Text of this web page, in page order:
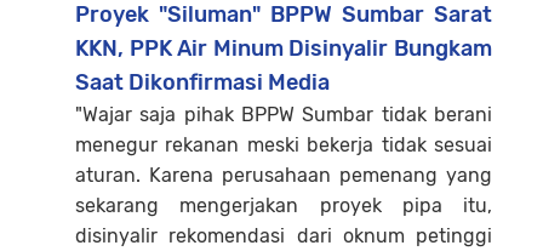
Proyek "Siluman" BPPW Sumbar Sarat
KKN, PPK Air Minum Disinyalir Bungkam
Saat Dikonfirmasi Media
"Wajar saja pihak BPPW Sumbar tidak berani
menegur rekanan meski bekerja tidak sesuai
aturan. Karena perusahaan pemenang yang
sekarang mengerjakan proyek pipa itu,
disinyalir rekomendasi dari oknum petinggi